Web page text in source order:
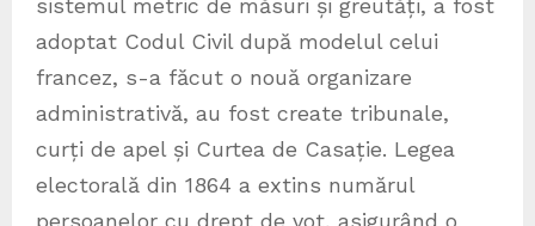
sistemul metric de măsuri și greutăți, a fost
adoptat Codul Civil după modelul celui
francez, s-a făcut o nouă organizare
administrativă, au fost create tribunale,
curți de apel și Curtea de Casație. Legea
electorală din 1864 a extins numărul